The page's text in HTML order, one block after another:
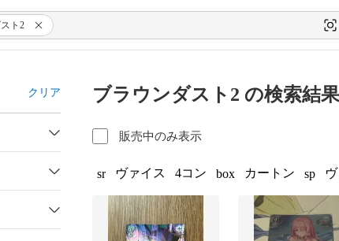
ト2
クリア ブラウンダスト2 の検索結果
販売中のみ表示
sr ヴァイス 4コン box カートン sp